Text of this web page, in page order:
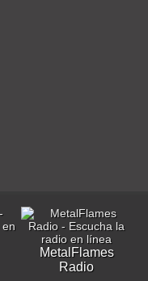
MetalFlames
Radio